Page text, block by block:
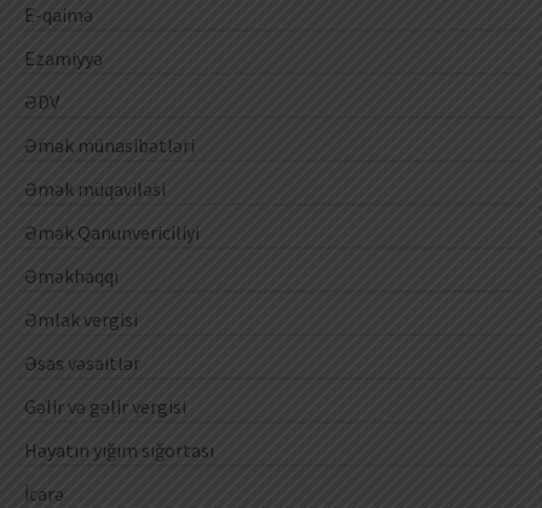
E-qaimə
Ezamiyyə
ƏDV
Əmək münasibətləri
Əmək müqaviləsi
Əmək Qanunvericiliyi
Əməkhaqqı
Əmlak vergisi
Əsas vəsaitlər
Gəlir və gəlir vergisi
Həyatın yığım sığortası
İcarə